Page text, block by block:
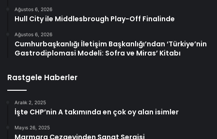
Ağustos 6, 2026
Hull City ile Middlesbrough Play-Off Finalinde
Ağustos 6, 2026
Cumhurbaşkanlığı İletişim Başkanlığı’ndan ‘Türkiye’nin
Gastrodiplomasi Modeli: Sofra ve Miras’ Kitabı
Rastgele Haberler
Aralık 2, 2025
İşte CHP’nin A takımında en çok oy alan isimler
Mayıs 26, 2025